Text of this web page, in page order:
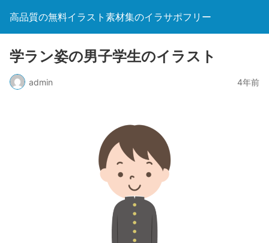
高品質の無料イラスト素材集のイラサポフリー
学ラン姿の男子学生のイラスト
admin 4年前